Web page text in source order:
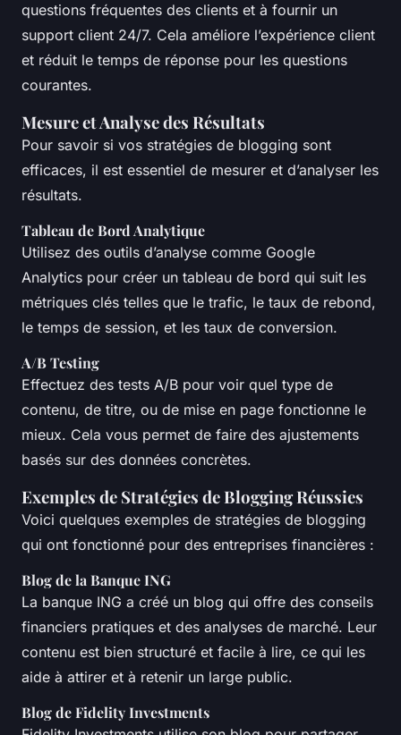
questions fréquentes des clients et à fournir un
support client 24/7. Cela améliore l’expérience client
et réduit le temps de réponse pour les questions
courantes.
Mesure et Analyse des Résultats
Pour savoir si vos stratégies de blogging sont
efficaces, il est essentiel de mesurer et d’analyser les
résultats.
Tableau de Bord Analytique
Utilisez des outils d’analyse comme Google
Analytics pour créer un tableau de bord qui suit les
métriques clés telles que le trafic, le taux de rebond,
le temps de session, et les taux de conversion.
A/B Testing
Effectuez des tests A/B pour voir quel type de
contenu, de titre, ou de mise en page fonctionne le
mieux. Cela vous permet de faire des ajustements
basés sur des données concrètes.
Exemples de Stratégies de Blogging Réussies
Voici quelques exemples de stratégies de blogging
qui ont fonctionné pour des entreprises financières :
Blog de la Banque ING
La banque ING a créé un blog qui offre des conseils
financiers pratiques et des analyses de marché. Leur
contenu est bien structuré et facile à lire, ce qui les
aide à attirer et à retenir un large public.
Blog de Fidelity Investments